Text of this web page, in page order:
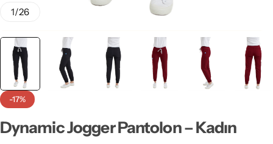
1/26
-17%
Dynamic Jogger Pantolon – Kadın